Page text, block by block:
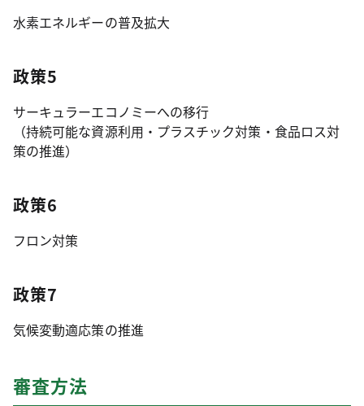
水素エネルギーの普及拡大
政策5
サーキュラーエコノミーへの移行
（持続可能な資源利用・プラスチック対策・食品ロス対
策の推進）
政策6
フロン対策
政策7
気候変動適応策の推進
審査方法